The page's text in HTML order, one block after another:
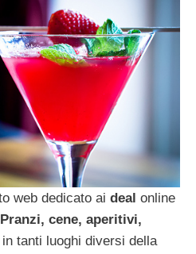
web dedicato ai deal online
Pranzi, cene, aperitivi,
tanti luoghi diversi della